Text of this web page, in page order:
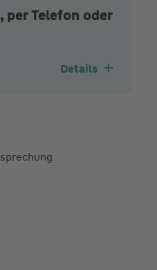
per Telefon oder
Details